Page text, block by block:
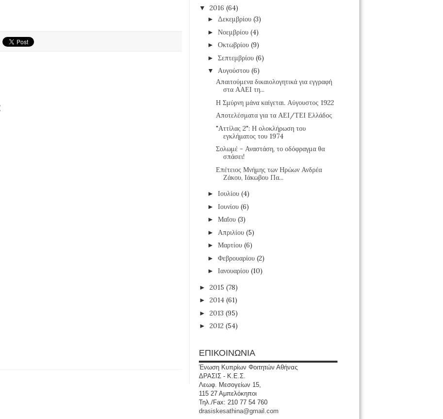
▼ 2016 (64)
► Δεκεμβρίου (3)
► Νοεμβρίου (4)
► Οκτωβρίου (9)
► Σεπτεμβρίου (6)
▼ Αυγούστου (6)
Απαιτούμενα δικαιολογητικά για εγγραφή
στα ΑΑΕΙ τη...
Η Σμύρνη μάνα καίγεται. Αύγουστος 1922
Αποτελέσματα για τα ΑΕΙ/ΤΕΙ Ελλάδος
"Αττίλας 2": Η ολοκλήρωση του
εγκλήματος του 1974
Σολωμέ - Αναστάση, το οδόφραγμα θα
σπάσει!
Επέτειος Μνήμης των Ηρώων Ανδρέα
Ζάκου, Ιάκωβου Πα...
► Ιουλίου (4)
► Ιουνίου (6)
► Μαΐου (3)
► Απριλίου (5)
► Μαρτίου (6)
► Φεβρουαρίου (2)
► Ιανουαρίου (10)
► 2015 (78)
► 2014 (61)
► 2013 (95)
► 2012 (54)
ΕΠΙΚΟΙΝΩΝΙΑ
Ένωση Κυπρίων Φοιτητών Αθήνας
ΔΡΑΣΙΣ - Κ.Ε.Σ.
Λεωφ. Μεσογείων 15,
115 27 Αμπελόκηποι
Τηλ./Fax: 210 77 54 760
drasiskesathina@gmail.com